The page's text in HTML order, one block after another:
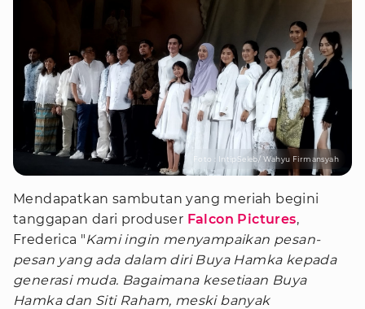
Foto : IntipSeleb/ Wahyu Firmansyah
Mendapatkan sambutan yang meriah begini
tanggapan dari produser Falcon Pictures,
Frederica "Kami ingin menyampaikan pesan-
pesan yang ada dalam diri Buya Hamka kepada
generasi muda. Bagaimana kesetiaan Buya
Hamka dan Siti Raham, meski banyak